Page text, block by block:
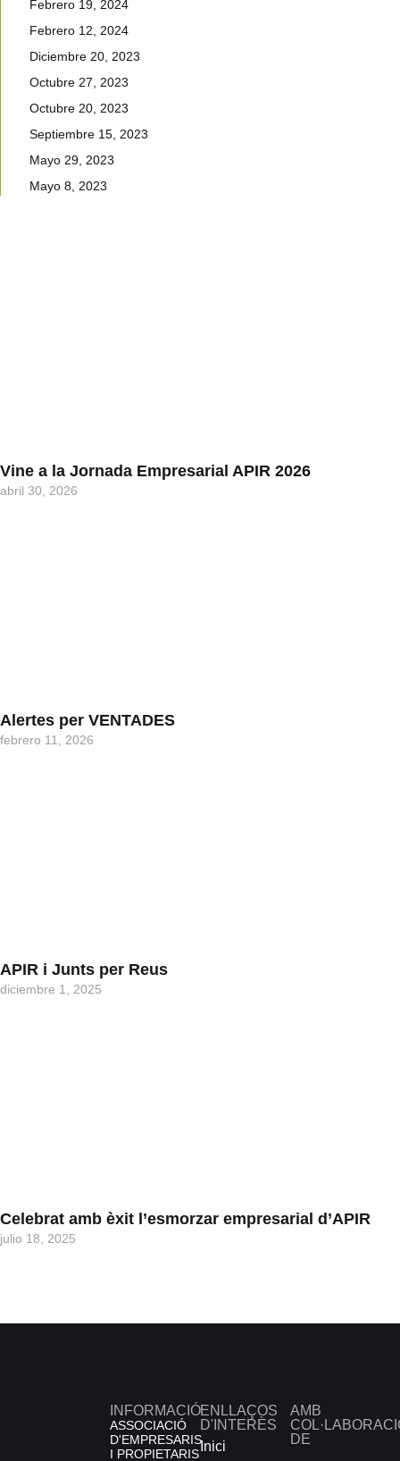
Febrero 19, 2024
Febrero 12, 2024
Diciembre 20, 2023
Octubre 27, 2023
Octubre 20, 2023
Septiembre 15, 2023
Mayo 29, 2023
Mayo 8, 2023
Vine a la Jornada Empresarial APIR 2026
abril 30, 2026
Alertes per VENTADES
febrero 11, 2026
APIR i Junts per Reus
diciembre 1, 2025
Celebrat amb èxit l’esmorzar empresarial d’APIR
julio 18, 2025
INFORMACIÓ
ASSOCIACIÓ
D'EMPRESARIS
I PROPIETARIS
ENLLAÇOS
D'INTERÈS
Inici
AMB
DE